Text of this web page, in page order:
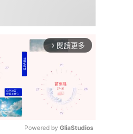
arrow_forward_ios 閱讀更多
Powered by GliaStudios